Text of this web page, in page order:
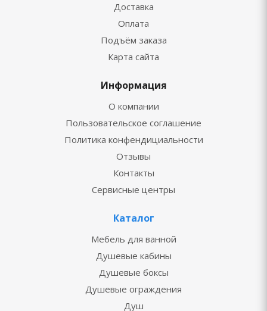
Доставка
Оплата
Подъём заказа
Карта сайта
Информация
О компании
Пользовательское соглашение
Политика конфендициальности
Отзывы
Контакты
Сервисные центры
Каталог
Мебель для ванной
Душевые кабины
Душевые боксы
Душевые ограждения
Душ